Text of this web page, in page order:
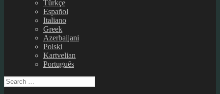
Türkçe
Español
Italiano
Greek
Azerbaijani
Polski
Kartvelian
Português
Search
for: